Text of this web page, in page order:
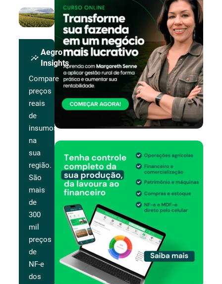
insights
Aegro
Insights
Compare
preços
reais
de
insumos
na
sua
região.
São
mais
de
300
mil
preços
de
NF-e
dos